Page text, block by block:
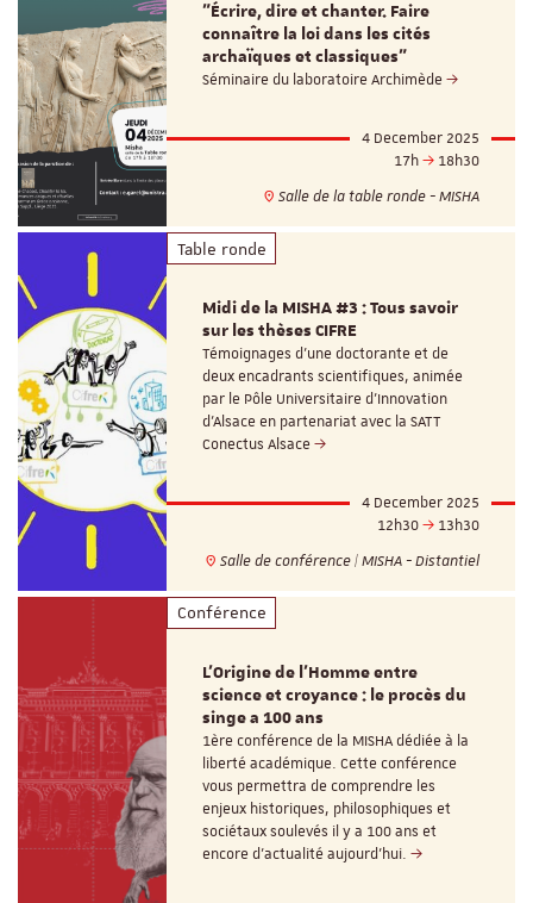
"Écrire, dire et chanter. Faire
connaître la loi dans les cités
archaïques et classiques"
Séminaire du laboratoire Archimède
4 December 2025
17h
18h30
Salle de la table ronde - MISHA
Table ronde
Midi de la MISHA #3 : Tous savoir
sur les thèses CIFRE
Témoignages d'une doctorante et de
deux encadrants scientifiques, animée
par le Pôle Universitaire d'Innovation
d'Alsace en partenariat avec la SATT
Conectus Alsace
4 December 2025
12h30
13h30
Salle de conférence | MISHA - Distantiel
Conférence
L'Origine de l'Homme entre
science et croyance : le procès du
singe a 100 ans
1ère conférence de la MISHA dédiée à la
liberté académique. Cette conférence
vous permettra de comprendre les
enjeux historiques, philosophiques et
sociétaux soulevés il y a 100 ans et
encore d'actualité aujourd'hui.